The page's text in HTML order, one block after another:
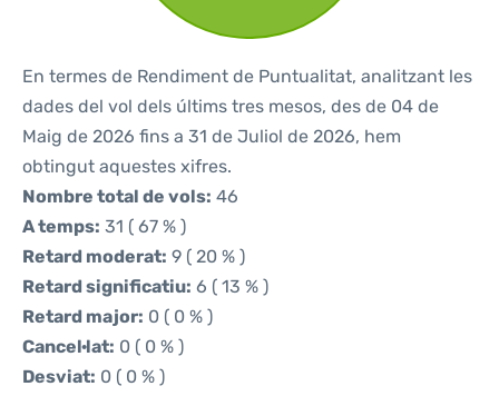
En termes de Rendiment de Puntualitat, analitzant les
dades del vol dels últims tres mesos, des de 04 de
Maig de 2026 fins a 31 de Juliol de 2026, hem
obtingut aquestes xifres.
Nombre total de vols: 46
A temps: 31 ( 67 % )
Retard moderat: 9 ( 20 % )
Retard significatiu: 6 ( 13 % )
Retard major: 0 ( 0 % )
Cancel·lat: 0 ( 0 % )
Desviat: 0 ( 0 % )